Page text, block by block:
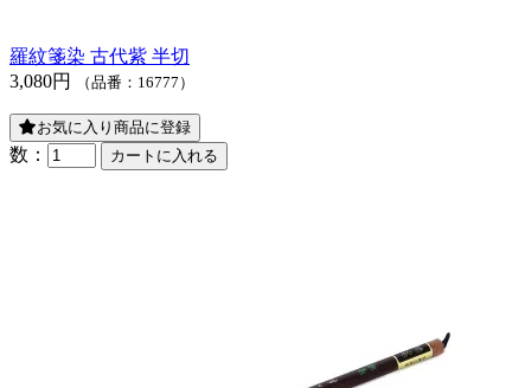
羅紋箋染 古代紫 半切
3,080円
（品番：16777）
お気に入り商品に登録
数：